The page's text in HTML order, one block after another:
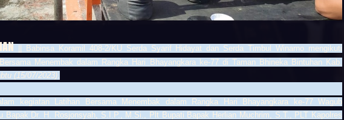
|| Babinsa Koramil 408-2/KU Serda Syarif Hidayat dan Serda Timbul Winarno mengikuti
Menembak dalam Rangka Hari Bhayangkara ke-77 di Taman Bhineka Bintuhan Kab.
(15/07/2023)
kegiatan Latihan Bersama Menembak dalam Rangka Hari Bhayangkara ke-77 Wagub
Bapak Dr. H. Rosjonsyah, S.I.P., M.Si., Plt Bupati Bapak Herlian Muchrim, S.T., PLT Kapolres